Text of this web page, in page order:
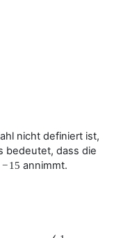
nicht definiert ist,
bedeutet, dass die
−15 annimmt.